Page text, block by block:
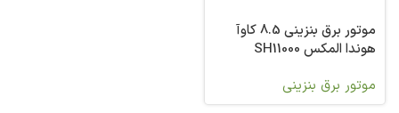
موتور برق بنزینی 8.5 کاوآ
هوندا المکس SH11000
موتور برق بنزینی